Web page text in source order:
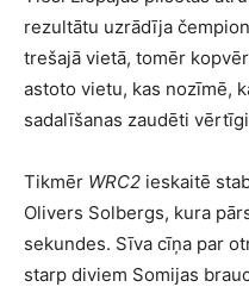
rezultātu uzrādīja
trešajā vietā, tomēr
astoto vietu, kas nozīmē,
sadalīšanas zaudēti
Tikmēr WRC2 ieskaitē
Olivers Solbergs, kura
sekundes. Sīva cīņa par
starp diviem Somijas